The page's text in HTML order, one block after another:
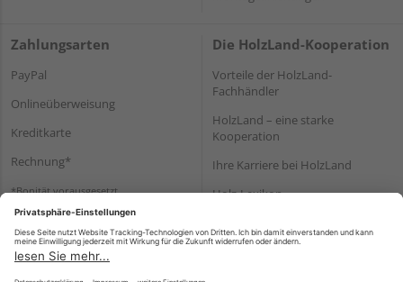
Zahlungsarten
PayPal
Onlineüberweisung
Kreditkarte
Rechnung*
*Bonität vorausgesetzt
Die HolzLand-Kooperation
Vorteile der HolzLand-
Fachhändler
HolzLand – eine starke
Kooperation
Ihre Karriere bei HolzLand
Holz-Lexikon